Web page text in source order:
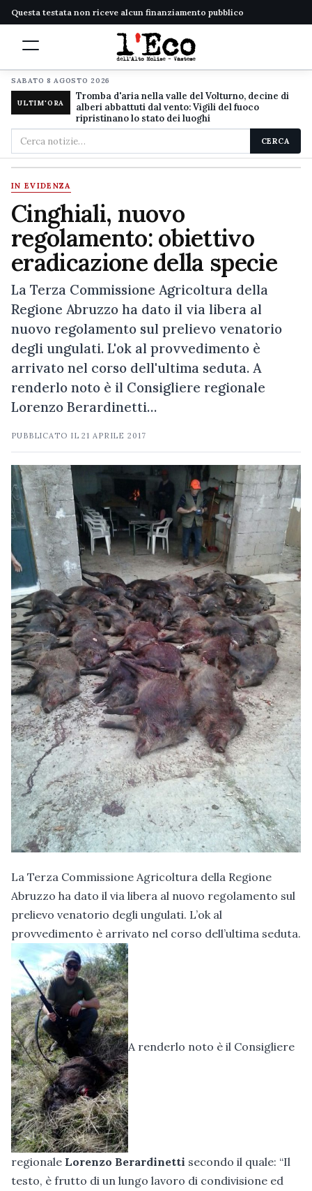
Questa testata non riceve alcun finanziamento pubblico
SABATO 8 AGOSTO 2026
ULTIM'ORA
Tromba d'aria nella valle del Volturno, decine di
alberi abbattuti dal vento: Vigili del fuoco
ripristinano lo stato dei luoghi
Cerca
nel
sito
CERCA
IN EVIDENZA
Cinghiali, nuovo
regolamento: obiettivo
eradicazione della specie
La Terza Commissione Agricoltura della
Regione Abruzzo ha dato il via libera al
nuovo regolamento sul prelievo venatorio
degli ungulati. L'ok al provvedimento è
arrivato nel corso dell'ultima seduta. A
renderlo noto è il Consigliere regionale
Lorenzo Berardinetti…
PUBBLICATO IL21 APRILE 2017
La Terza Commissione Agricoltura della Regione
Abruzzo ha dato il via libera al nuovo regolamento sul
prelievo venatorio degli ungulati. L’ok al
provvedimento è arrivato nel corso dell’ultima seduta.
A renderlo noto è il Consigliere
regionale Lorenzo Berardinetti secondo il quale: “Il
testo, è frutto di un lungo lavoro di condivisione ed